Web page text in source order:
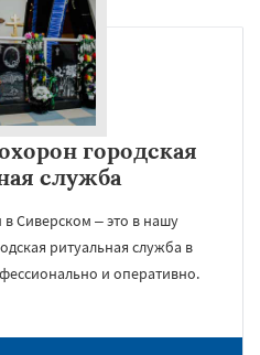
городская
служба
Сиверском – это в нашу
ритуальная служба в
и оперативно.